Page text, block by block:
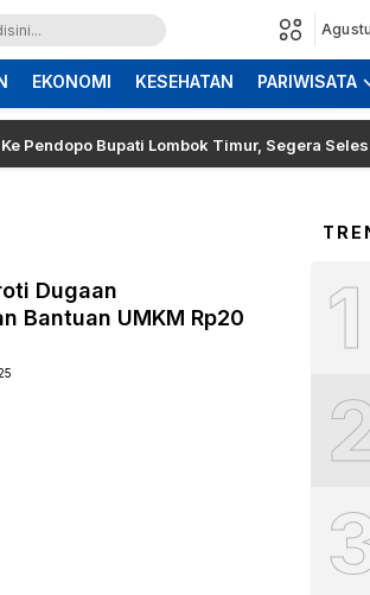
EKONOMI KESEHATAN PARIWISATA
Bupati Lombok Timur, Segera
Dugaan
Bantuan UMKM Rp20
1